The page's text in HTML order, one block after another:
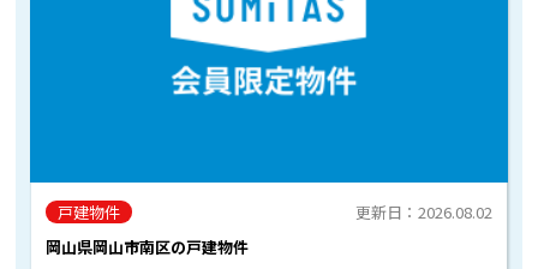
戸建物件
岡山県岡山市南区の戸建物件
更新日：2026.08.02